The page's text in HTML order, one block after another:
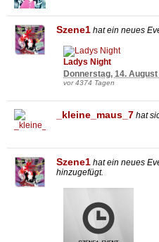
Szene1 hat ein neues
Ladys Night
Donnerstag, 14.
vor 4374 Tagen
_kleine_maus_7 hat
Szene1 hat ein neues
hinzugefügt.